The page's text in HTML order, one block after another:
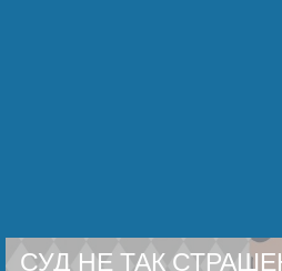
СУД НЕ ТАК